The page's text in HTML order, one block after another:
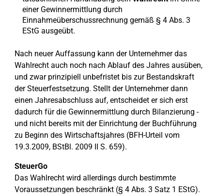
einer Gewinnermittlung durch
Einnahmeüberschussrechnung gemäß § 4 Abs. 3
EStG ausgeübt.
Nach neuer Auffassung kann der Unternehmer das
Wahlrecht auch noch nach Ablauf des Jahres ausüben,
und zwar prinzipiell unbefristet bis zur Bestandskraft
der Steuerfestsetzung. Stellt der Unternehmer dann
einen Jahresabschluss auf, entscheidet er sich erst
dadurch für die Gewinnermittlung durch Bilanzierung -
und nicht bereits mit der Einrichtung der Buchführung
zu Beginn des Wirtschaftsjahres (BFH-Urteil vom
19.3.2009, BStBl. 2009 II S. 659).
SteuerGo
Das Wahlrecht wird allerdings durch bestimmte
Voraussetzungen beschränkt (§ 4 Abs. 3 Satz 1 EStG).